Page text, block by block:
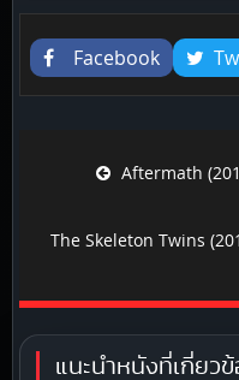
Facebook
Post navigationAftermath
The Skeleton Twins
แนะนำหนังที่เกี่ยวข้